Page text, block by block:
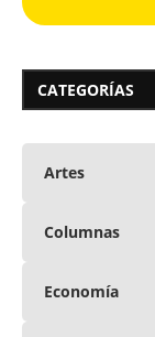
CATEGORÍAS
Artes
Columnas
Economía